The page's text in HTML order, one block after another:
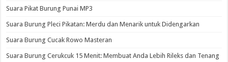
Suara Pikat Burung Punai MP3
Suara Burung Pleci Pikatan: Merdu dan Menarik untuk Didengarkan
Suara Burung Cucak Rowo Masteran
Suara Burung Cerukcuk 15 Menit: Membuat Anda Lebih Rileks dan Tenang